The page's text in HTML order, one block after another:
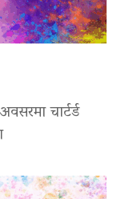
चार्टर्ड